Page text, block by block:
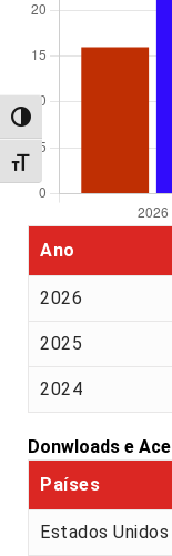
Alternar alto contraste
Alternar tamanho da
Ano
2026
2025
2024
Donwloads e
Países
Estados Unidos